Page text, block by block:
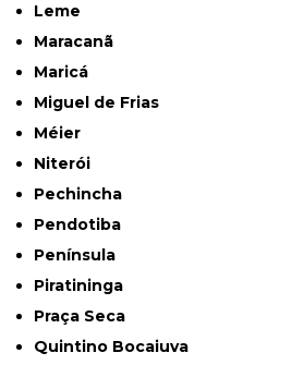
Leme
Maracanã
Maricá
Miguel de Frias
Méier
Niterói
Pechincha
Pendotiba
Península
Piratininga
Praça Seca
Quintino Bocaiuva